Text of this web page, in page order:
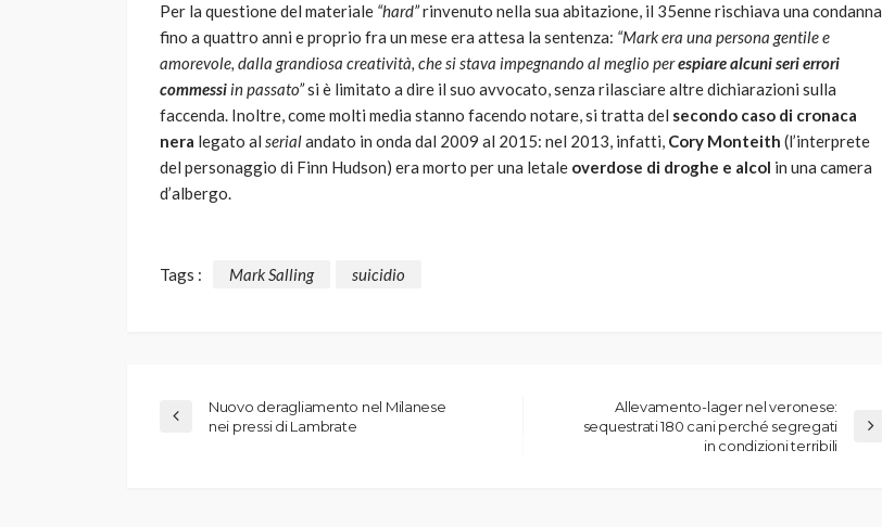
Per la questione del materiale “hard”rinvenuto nella sua abitazione, il 35enne rischiava una condanna
fino a quattro anni e proprio fra un mese era attesa la sentenza: “Mark era una persona gentile e
amorevole, dalla grandiosa creatività, che si stava impegnando al meglio perespiare alcuni seri errori
commessiin passato”si è limitato a dire il suo avvocato, senza rilasciare altre dichiarazioni sulla
faccenda. Inoltre, come molti media stanno facendo notare, si tratta del secondo caso di cronaca
nera legato al serialandato in onda dal 2009 al 2015: nel 2013, infatti, Cory Monteith (l’interprete
del personaggio di Finn Hudson) era morto per una letale overdose di droghe e alcol in una camera
d’albergo.
Tags : Mark Salling suicidio
Nuovo deragliamento nel Milanese
nei pressi di Lambrate
Allevamento-lager nel veronese:
sequestrati 180 cani perché segregati
in condizioni terribili